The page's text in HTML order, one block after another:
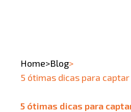
Home>Blog>
5 ótimas dicas para
5 ótimas dicas para